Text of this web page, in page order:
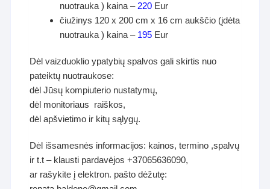
nuotrauka ) kaina –220 Eur
čiužinys 120 x 200 cm x 16 cm aukščio (įdėta
nuotrauka ) kaina –195 Eur
Dėl vaizduoklio ypatybių spalvos gali skirtis nuo
pateiktų nuotraukose:
dėl Jūsų kompiuterio nustatymų,
dėl monitoriaus raiškos,
dėl apšvietimo ir kitų sąlygų.
Dėl išsamesnės informacijos: kainos, termino ,spalvų
ir t.t – klausti pardavėjos +37065636090,
ar rašykite į elektron. pašto dėžutę: